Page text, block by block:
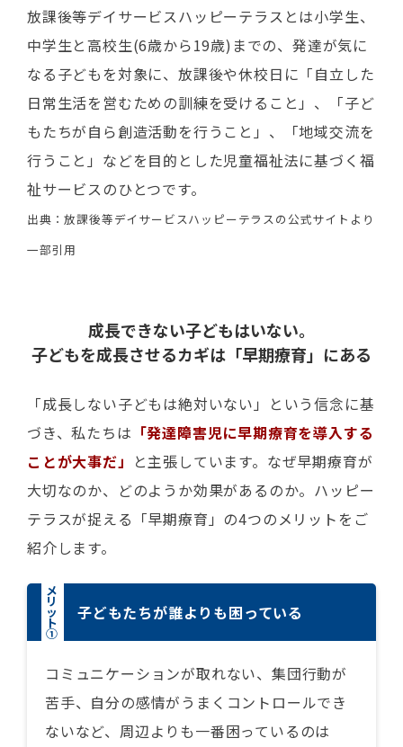
放課後等デイサービスハッピーテラスとは小学生、
中学生と高校生(6歳から19歳)までの、発達が気に
なる子どもを対象に、放課後や休校日に「自立した
日常生活を営むための訓練を受けること」、「子ど
もたちが自ら創造活動を行うこと」、「地域交流を
行うこと」などを目的とした児童福祉法に基づく福
祉サービスのひとつです。
出典：放課後等デイサービスハッピーテラスの公式サイトより
一部引用
成長できない子どもはいない。
子どもを成長させるカギは「早期療育」にある
「成長しない子どもは絶対いない」という信念に基
づき、私たちは 「発達障害児に早期療育を導入する
ことが大事だ」 と主張しています。なぜ早期療育が
大切なのか、どのようか効果があるのか。ハッピー
テラスが捉える「早期療育」の4つのメリットをご
紹介します。
メ
リ
ッ
ト
①
子どもたちが誰よりも困っている
コミュニケーションが取れない、集団行動が
苦手、自分の感情がうまくコントロールでき
ないなど、周辺よりも一番困っているのは